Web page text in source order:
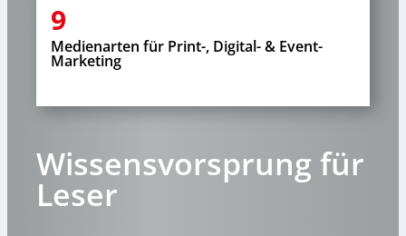
9
Medienarten für Print-, Digital- & Event-
Marketing
Wissensvorsprung für
Leser